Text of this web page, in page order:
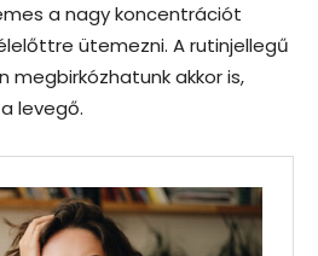
a nagy koncentrációt
ütemezni. A rutinjellegű
megbirkózhatunk akkor is,
levegő.